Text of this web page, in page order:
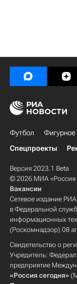
Футбол Фигурное
Спецпроекты
Версия 2023.1 Beta
© 2026 МИА «Россия
Вакансии
Сетевое издание
в Федеральной
информационных
(Роскомнадзор) 08
Свидетельство о
Учредитель:
предприятие
«Россия сегодня»